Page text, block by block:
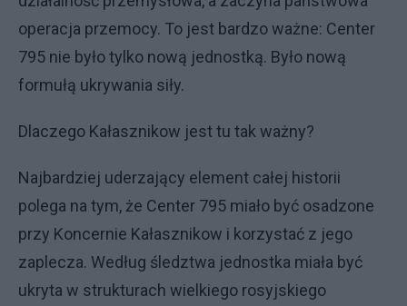
operacja przemocy. To jest bardzo ważne: Center
795 nie było tylko nową jednostką. Było nową
formułą ukrywania siły.
Dlaczego Kałasznikow jest tu tak ważny?
Najbardziej uderzający element całej historii
polega na tym, że Center 795 miało być osadzone
przy Koncernie Kałasznikow i korzystać z jego
zaplecza. Według śledztwa jednostka miała być
ukryta w strukturach wielkiego rosyjskiego